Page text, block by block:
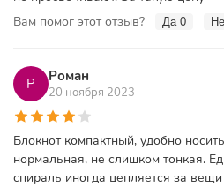
Вам помог этот отзыв?
Да 0
Р Роман
20 ноября 2023
Блокнот компактный, удобно
нормальная, не слишком тонкая.
спираль иногда цепляется за